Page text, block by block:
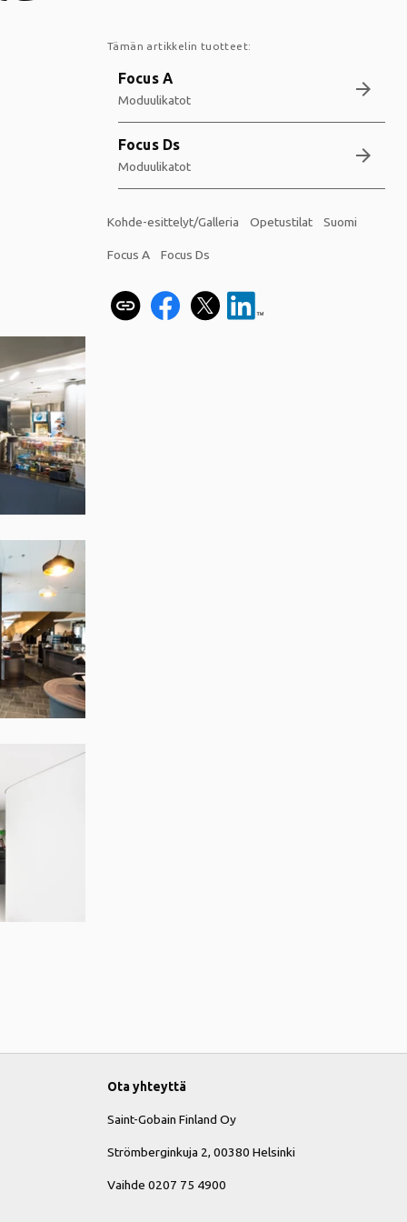
Tämän artikkelin tuotteet:
Focus A
Moduulikatot arrow_forward
Focus Ds
Moduulikatot arrow_forward
Kohde-esittelyt/Galleria Opetustilat Suomi
Focus A Focus Ds
Ota yhteyttä
Saint-Gobain Finland Oy
Strömberginkuja 2, 00380 Helsinki
Vaihde 0207 75 4900